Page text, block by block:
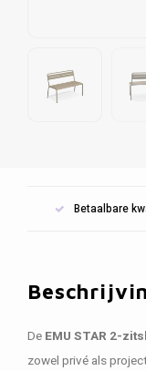
Betaalbare
De EMU STAR 2-
zowel privé als